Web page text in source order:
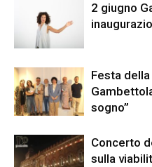
2 giugno
Festa
sogno”
Concerto
sulla